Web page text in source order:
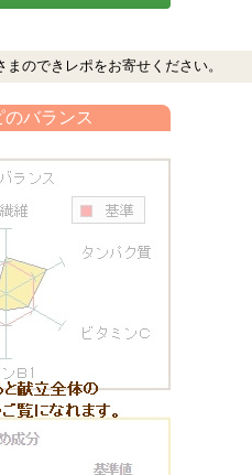
のできレポをお寄せください。
のバランス